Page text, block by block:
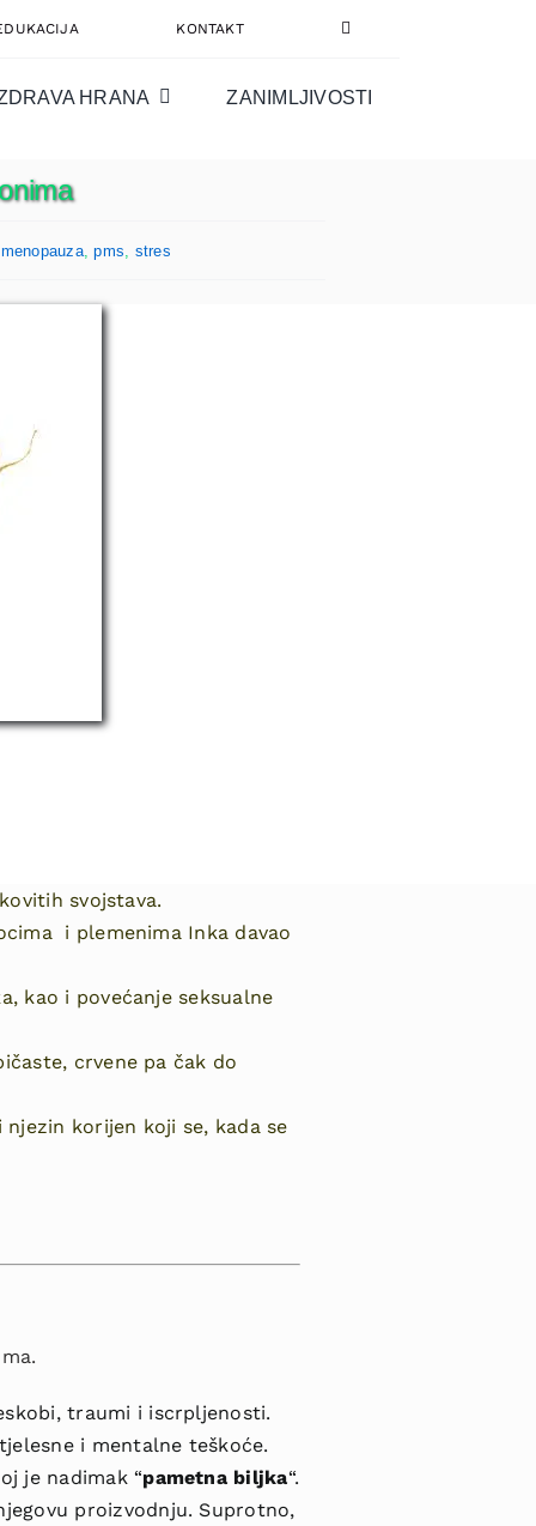
KONTAKT
HRANA ZANIMLJIVOSTI
menopauza,pms stres
svojstava.
i plemenima Inka davao
kao i povećanje seksualne
crvene pa čak do
korijen koji se, kada se
traumi i iscrpljenosti.
i mentalne teškoće.
je nadimak “pametna biljka“.
proizvodnju. Suprotno,